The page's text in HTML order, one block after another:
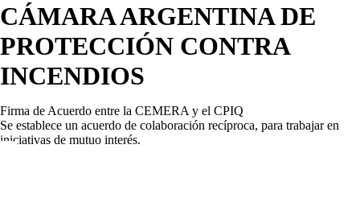
CÁMARA ARGENTINA DE
PROTECCIÓN CONTRA
INCENDIOS
Firma de Acuerdo entre la CEMERA y el CPIQ
Se establece un acuerdo de colaboración recíproca, para trabajar en
iniciativas de mutuo interés.